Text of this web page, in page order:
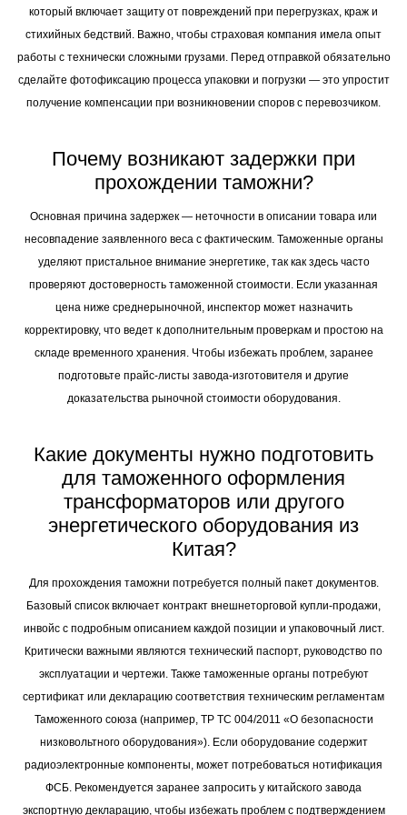
согласно инвойсу. Рекомендую выбирать полис «от всех рисков»,
который включает защиту от повреждений при перегрузках, краж и
стихийных бедствий. Важно, чтобы страховая компания имела опыт
работы с технически сложными грузами. Перед отправкой обязательно
сделайте фотофиксацию процесса упаковки и погрузки — это упростит
Почему возникают задержки при
Основная причина задержек — неточности в описании товара или
несовпадение заявленного веса с фактическим. Таможенные органы
уделяют пристальное внимание энергетике, так как здесь часто
проверяют достоверность таможенной стоимости. Если указанная
цена ниже среднерыночной, инспектор может назначить
корректировку, что ведет к дополнительным проверкам и простою на
складе временного хранения. Чтобы избежать проблем, заранее
подготовьте прайс-листы завода-изготовителя и другие
Какие документы нужно подготовить
для таможенного оформления
трансформаторов или другого
энергетического оборудования из
Для прохождения таможни потребуется полный пакет документов.
Базовый список включает контракт внешнеторговой купли-продажи,
инвойс с подробным описанием каждой позиции и упаковочный лист.
Критически важными являются технический паспорт, руководство по
эксплуатации и чертежи. Также таможенные органы потребуют
сертификат или декларацию соответствия техническим регламентам
Таможенного союза (например, ТР ТС 004/2011 «О безопасности
низковольтного оборудования»). Если оборудование содержит
радиоэлектронные компоненты, может потребоваться нотификация
ФСБ. Рекомендуется заранее запросить у китайского завода